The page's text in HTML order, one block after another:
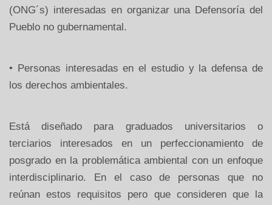
(ONG´s) interesadas en organizar una Defensoría del
Pueblo no gubernamental.
• Personas interesadas en el estudio y la defensa de
los derechos ambientales.
Está diseñado para graduados universitarios o
terciarios interesados en un perfeccionamiento de
posgrado en la problemática ambiental con un enfoque
interdisciplinario. En el caso de personas que no
reúnan estos requisitos pero que consideren que la